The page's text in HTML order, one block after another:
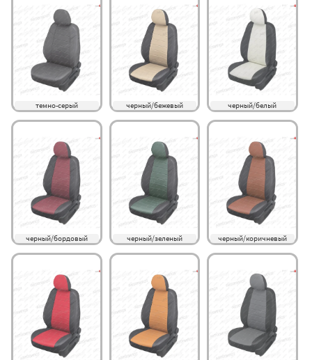
темно-серый черный/бежевый черный/белый
черный/бордовый черный/зеленый черный/коричневый